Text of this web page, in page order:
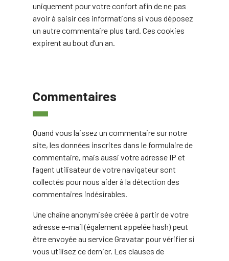
uniquement pour votre confort afin de ne pas
avoir à saisir ces informations si vous déposez
un autre commentaire plus tard. Ces cookies
expirent au bout d’un an.
Commentaires
Quand vous laissez un commentaire sur notre
site, les données inscrites dans le formulaire de
commentaire, mais aussi votre adresse IP et
l’agent utilisateur de votre navigateur sont
collectés pour nous aider à la détection des
commentaires indésirables.
Une chaîne anonymisée créée à partir de votre
adresse e-mail (également appelée hash) peut
être envoyée au service Gravatar pour vérifier si
vous utilisez ce dernier. Les clauses de